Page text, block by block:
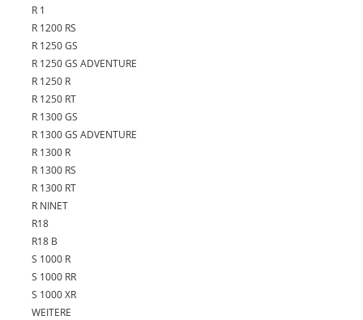
R 1
R 1200 RS
R 1250 GS
R 1250 GS ADVENTURE
R 1250 R
R 1250 RT
R 1300 GS
R 1300 GS ADVENTURE
R 1300 R
R 1300 RS
R 1300 RT
R NINET
R18
R18 B
S 1000 R
S 1000 RR
S 1000 XR
WEITERE